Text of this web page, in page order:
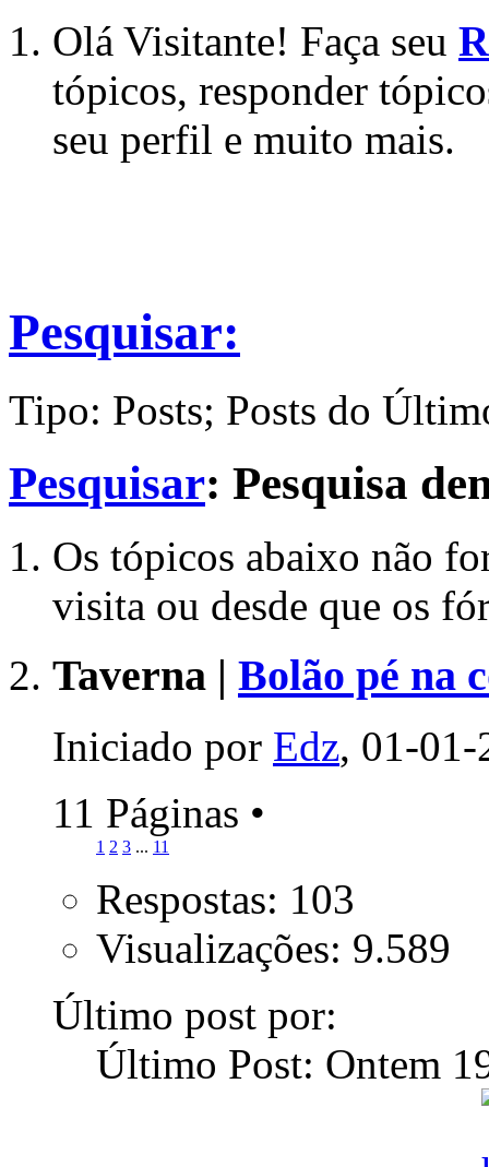
Olá Visitante! Faça seu
tópicos, responder
seu perfil e muito mais.
Pesquisar:
Tipo: Posts; Posts do
Pesquisar: Pesquisa
Os tópicos abaixo não
visita ou desde que os
Taverna | Bolão pé na
Iniciado por Edz, 01-01-
11 Páginas •
1 2 3 ... 11
Respostas: 103
Visualizações: 9.589
Último post por:
Último Post: Ontem